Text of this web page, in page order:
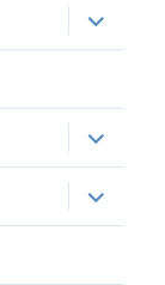
laienda
laienda
laienda